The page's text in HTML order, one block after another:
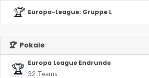
🏆 Europa-League: Gruppe L
🏆 Pokale
🏆 Europa League Endrunde
32 Teams